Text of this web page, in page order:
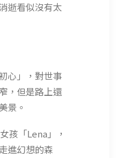
逝看似沒有太
心」，對世事
，但是路上還
景。
孩「Lena」，
進幻想的森